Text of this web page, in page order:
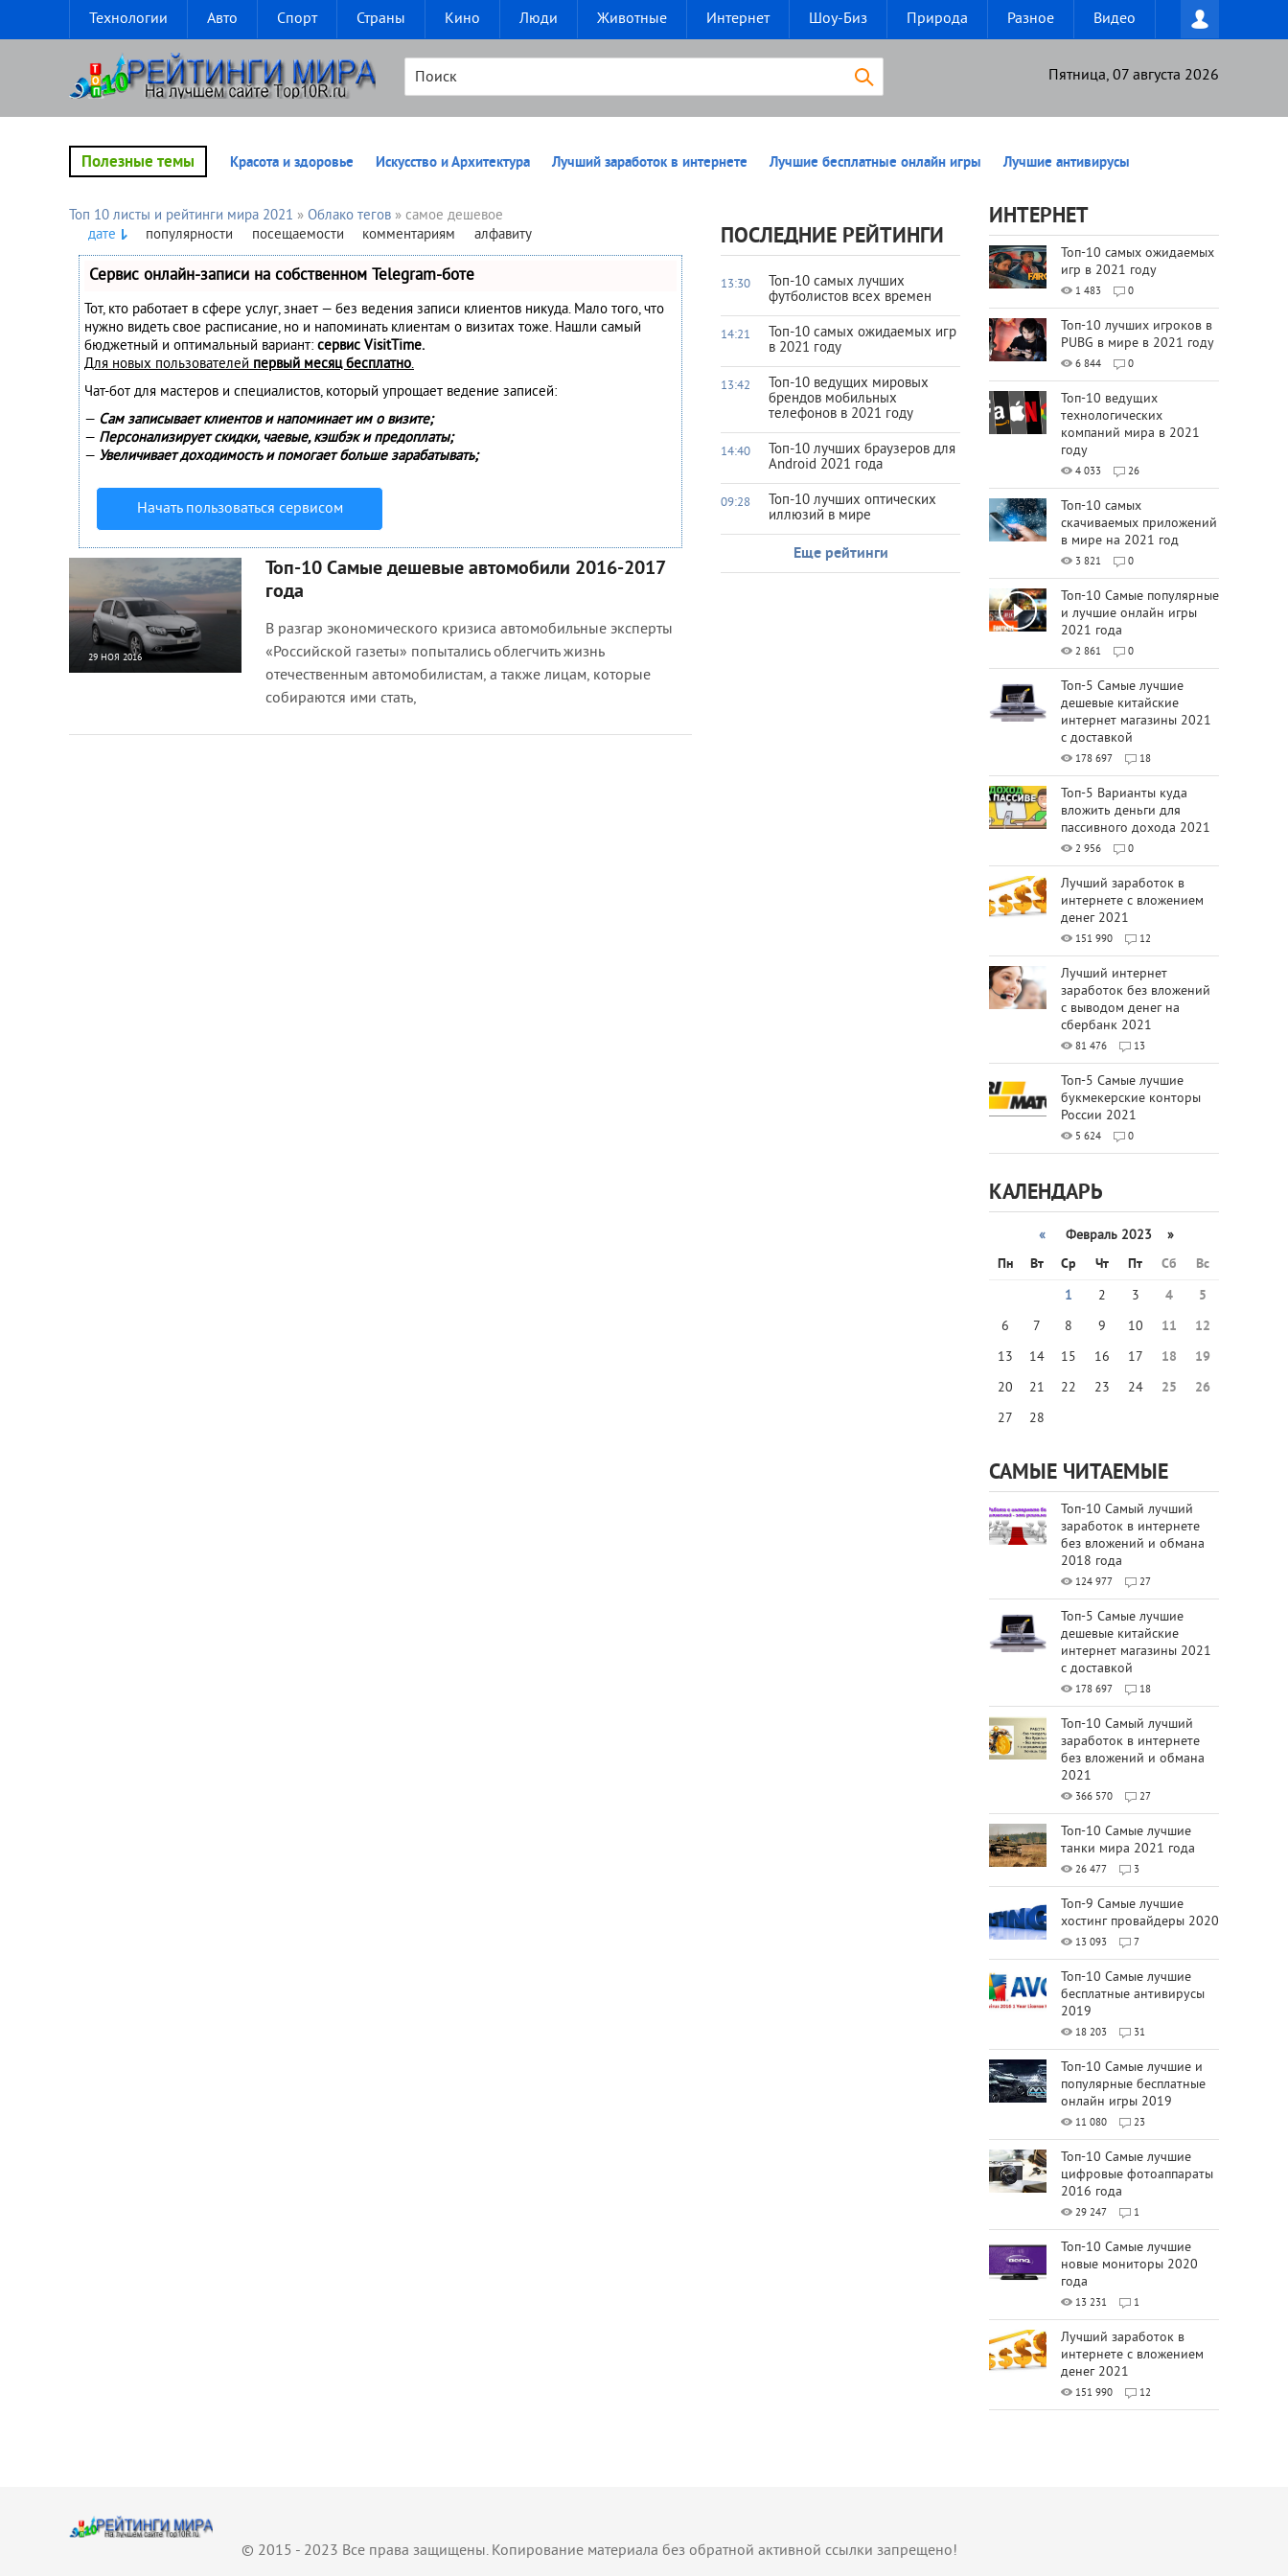
Технологии Авто Спорт Страны Кино Люди Животные Интернет Шоу-Биз Природа Разное Видео
Пятница, 07 августа 2026
Полезные темы Красота и здоровье Искусство и Архитектура Лучший заработок в интернете Лучшие бесплатные онлайн игры Лучшие антивирусы
Топ 10 листы и рейтинги мира 2021 » Облако тегов » самое дешевое
дате
популярности посещаемости комментариям алфавиту
Сервис онлайн-записи на собственном Telegram-боте
Тот, кто работает в сфере услуг, знает — без ведения записи клиентов никуда. Мало того, что
нужно видеть свое расписание, но и напоминать клиентам о визитах тоже. Нашли самый
бюджетный и оптимальный вариант: сервис VisitTime.
Для новых пользователейпервый месяц бесплатно.
Чат-бот для мастеров и специалистов, который упрощает ведение записей:
— Сам записывает клиентов и напоминает им о визите;
— Персонализирует скидки, чаевые, кэшбэк и предоплаты;
— Увеличивает доходимость и помогает больше зарабатывать;
Начать пользоваться сервисом
29 НОЯ 2016
Топ-10 Самые дешевые автомобили 2016-2017
года
В разгар экономического кризиса автомобильные эксперты
«Российской газеты» попытались облегчить жизнь
отечественным автомобилистам, а также лицам, которые
собираются ими стать,
ПОСЛЕДНИЕ РЕЙТИНГИ
13:30
Топ-10 самых лучших
футболистов всех времен
14:21
Топ-10 самых ожидаемых игр
в 2021 году
13:42
Топ-10 ведущих мировых
брендов мобильных
телефонов в 2021 году
14:40
Топ-10 лучших браузеров для
Android 2021 года
09:28
Топ-10 лучших оптических
иллюзий в мире
Еще рейтинги
ИНТЕРНЕТ
Топ-10 самых ожидаемых
игр в 2021 году
1 483 0
Топ-10 лучших игроков в
PUBG в мире в 2021 году
6 844 0
Топ-10 ведущих
технологических
компаний мира в 2021
году
4 033 26
Топ-10 самых
скачиваемых приложений
в мире на 2021 год
3 821 0
Топ-10 Самые популярные
и лучшие онлайн игры
2021 года
2 861 0
Топ-5 Самые лучшие
дешевые китайские
интернет магазины 2021
с доставкой
178 697 18
Топ-5 Варианты куда
вложить деньги для
пассивного дохода 2021
2 956 0
Лучший заработок в
интернете с вложением
денег 2021
151 990 12
Лучший интернет
заработок без вложений
с выводом денег на
сбербанк 2021
81 476 13
Топ-5 Самые лучшие
букмекерские конторы
России 2021
5 624 0
КАЛЕНДАРЬ
«
Февраль 2023 »
Пн
Вт Ср Чт Пт Сб
Вс
1
2 3 4
5
6
7 8 9 10 11
12
13
14 15 16 17 18
19
20
21 22 23 24 25
26
27
28
САМЫЕ ЧИТАЕМЫЕ
Топ-10 Самый лучший
заработок в интернете
без вложений и обмана
2018 года
124 977 27
Топ-5 Самые лучшие
дешевые китайские
интернет магазины 2021
с доставкой
178 697 18
Топ-10 Самый лучший
заработок в интернете
без вложений и обмана
2021
366 570 27
Топ-10 Самые лучшие
танки мира 2021 года
26 477 3
Топ-9 Самые лучшие
хостинг провайдеры 2020
13 093 7
Топ-10 Самые лучшие
бесплатные антивирусы
2019
18 203 31
Топ-10 Самые лучшие и
популярные бесплатные
онлайн игры 2019
11 080 23
Топ-10 Самые лучшие
цифровые фотоаппараты
2016 года
29 247 1
Топ-10 Самые лучшие
новые мониторы 2020
года
13 231 1
Лучший заработок в
интернете с вложением
денег 2021
151 990 12
© 2015 - 2023 Все права защищены. Копирование материала без обратной активной ссылки запрещено!